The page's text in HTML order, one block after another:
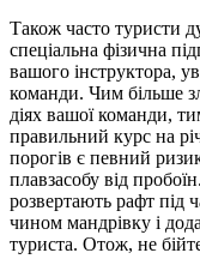
Також часто туристи
спеціальна фізична
вашого інструктора,
команди. Чим більше
діях вашої команди,
правильний курс на
порогів є певний
плавзасобу від
розвертають рафт під
чином мандрівку і
туриста. Отож, не